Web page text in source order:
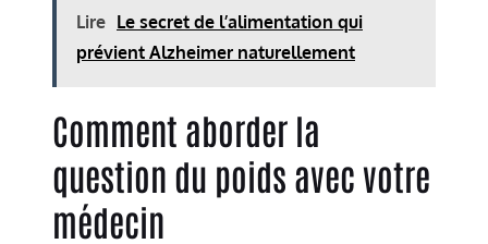
Lire Le secret de l’alimentation qui
prévient Alzheimer naturellement
Comment aborder la
question du poids avec votre
médecin